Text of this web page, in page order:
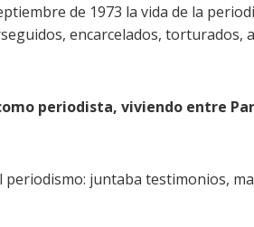
de 1973 la vida de la
encarcelados, torturados,
periodista, viviendo entre
juntaba testimonios,